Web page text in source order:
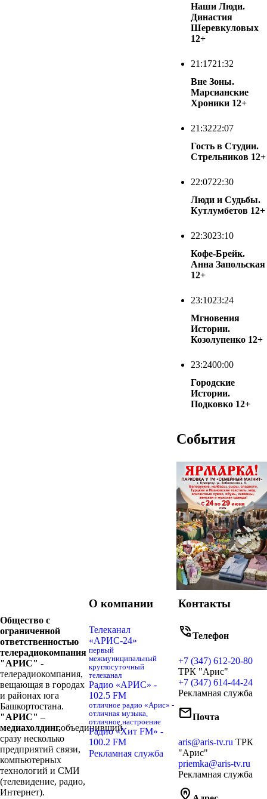
Наши Люди.
Династия
Шеревкуловых
12+
21:1721:32
Вне Зоны.
Марсианские
Хроники 12+
21:3222:07
Гость в Студии.
Стрельников 12+
22:0722:30
Люди и Судьбы.
Кутлумбетов 12+
22:3023:10
Кофе-Брейк.
Анна Запольская
12+
23:1023:24
Мгновения
Истории.
Козолупенко 12+
23:2400:00
Городские
Истории.
Подковко 12+
События
Общество с
ограниченной
ответственностью
телерадиокомпания
"АРИС" -
телерадиокомпания,
вещающая в городах
и районах юга
Башкортостана.
"АРИС" –
медиахолдинг,объединивший
сразу несколько
предприятий связи,
компьютерных
технологий и СМИ
(телевидение, радио,
Интернет).
О компании
Телеканал
«АРИС-24»
первый
межмуниципальный
круглосуточный
телеканал
Радио «АРИС» -
102.5 FM
отличное радио «Арис» -
отличная музыка,
отличное настроение
Радио «Хит FM» -
100.2 FM
Рекламная служба
Контакты
phone_in_talkТелефон
+7 (347) 612-20-80
ТРК "Арис"
+7 (347) 614-44-24
Рекламная служба
mailПочта
aris@aris-tv.ru ТРК
"Арис"
priemka@aris-tv.ru
Рекламная служба
home_pin